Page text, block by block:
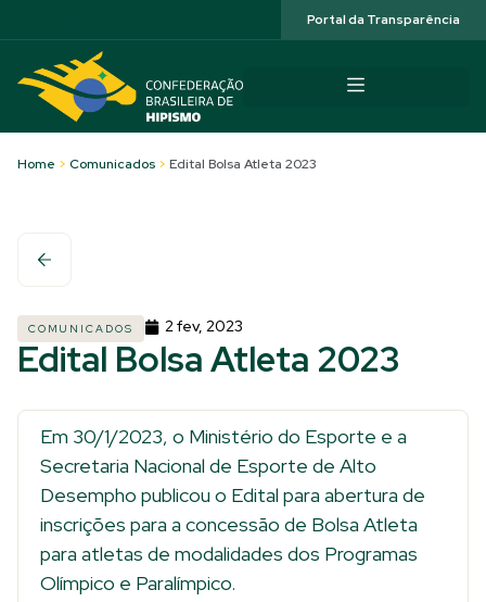
Portal da Transparência
Home > Comunicados > Edital Bolsa Atleta 2023
COMUNICADOS 2 fev, 2023
Edital Bolsa Atleta 2023
Em 30/1/2023, o Ministério do Esporte e a
Secretaria Nacional de Esporte de Alto
Desempho publicou o Edital para abertura de
inscrições para a concessão de Bolsa Atleta
para atletas de modalidades dos Programas
Olímpico e Paralímpico.